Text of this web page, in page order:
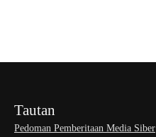
Tautan
Pedoman Pemberitaan Media Siber